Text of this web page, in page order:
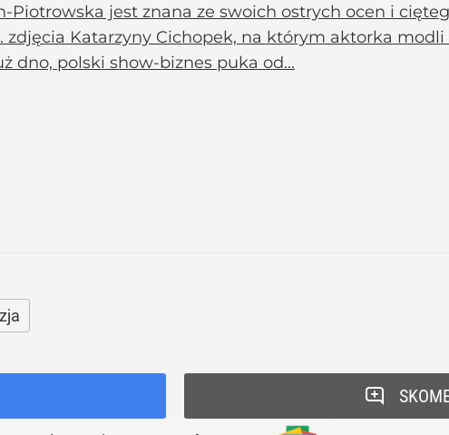
Piotrowska jest znana ze swoich ostrych ocen i
zdjęcia Katarzyny Cichopek, na którym aktorka
dno, polski show-biznes puka od...